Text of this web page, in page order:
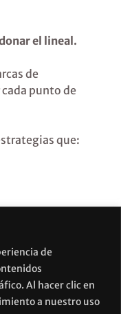
de
Al hacer clic en
a nuestro uso
el lineal.
de
punto de
que:
se elige.
están
apagando?